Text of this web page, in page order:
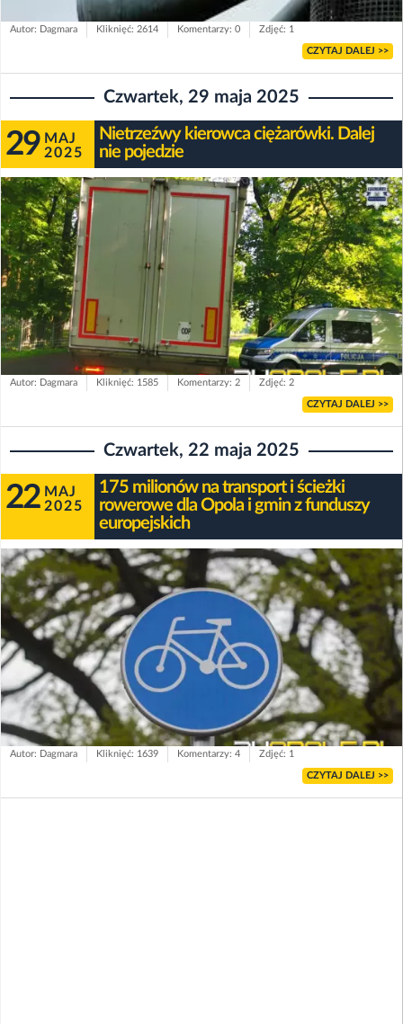
Autor: Dagmara Kliknięć: 2614 Komentarzy: 0 Zdjęć: 1
CZYTAJ DALEJ >>
Czwartek, 29 maja 2025
29 MAJ
2025
Nietrzeźwy kierowca ciężarówki. Dalej
nie pojedzie
Autor: Dagmara Kliknięć: 1585 Komentarzy: 2 Zdjęć: 2
CZYTAJ DALEJ >>
Czwartek, 22 maja 2025
22 MAJ
2025
175 milionów na transport i ścieżki
rowerowe dla Opola i gmin z funduszy
europejskich
Autor: Dagmara Kliknięć: 1639 Komentarzy: 4 Zdjęć: 1
CZYTAJ DALEJ >>